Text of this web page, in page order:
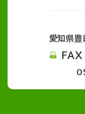
愛知県豊
FAX